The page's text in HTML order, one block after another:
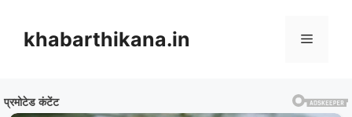
contentkhabarthikana.in Menu